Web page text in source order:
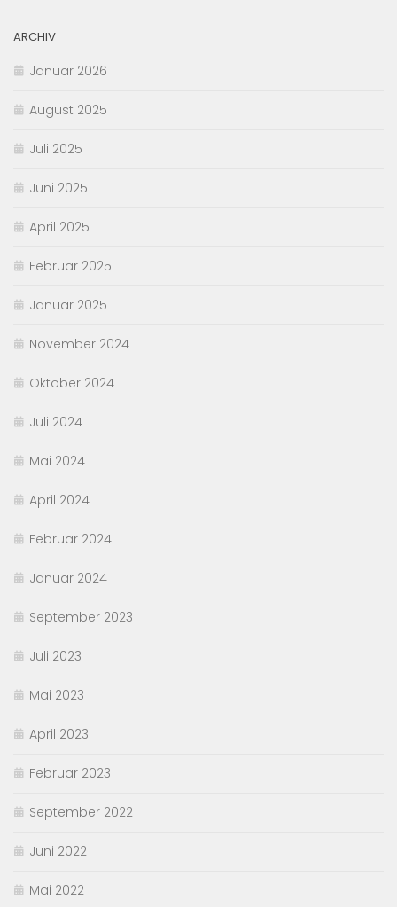
ARCHIV
Januar 2026
August 2025
Juli 2025
Juni 2025
April 2025
Februar 2025
Januar 2025
November 2024
Oktober 2024
Juli 2024
Mai 2024
April 2024
Februar 2024
Januar 2024
September 2023
Juli 2023
Mai 2023
April 2023
Februar 2023
September 2022
Juni 2022
Mai 2022